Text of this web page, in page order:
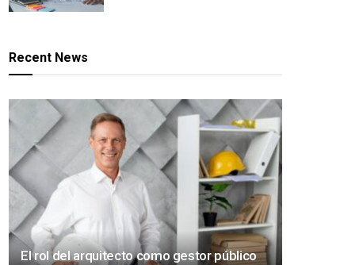
Recent News
El rol del arquitecto como gestor público